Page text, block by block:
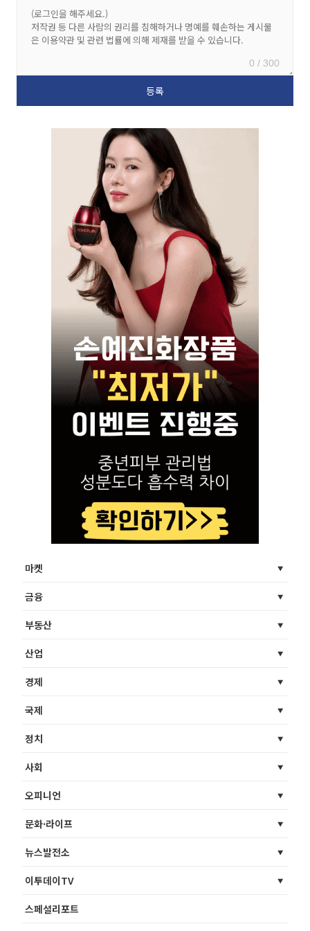
0 / 300
마켓
금융
부동산
산업
경제
국제
정치
사회
오피니언
문화·라이프
뉴스발전소
이투데이TV
스페셜리포트